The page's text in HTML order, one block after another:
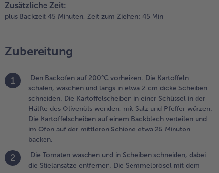
dem
in
feine
Rosmarin
und
und
fein
Das
Zusätzliche Zeit:
plus Backzeit 45 Minuten, Zeit zum Ziehen: 45 Min
Zubereitung
1
Den Backofen auf 200°C vorheizen. Die Kartoffeln
schälen, waschen und längs in etwa 2 cm dicke Scheiben
schneiden. Die Kartoffelscheiben in einer Schüssel in der
Hälfte des Olivenöls wenden, mit Salz und Pfeffer würzen.
Die Kartoffelscheiben auf einem Backblech verteilen und
im Ofen auf der mittleren Schiene etwa 25 Minuten
backen.
2
Die Tomaten waschen und in Scheiben schneiden, dabei
die Stielansätze entfernen. Die Semmelbrösel mit dem